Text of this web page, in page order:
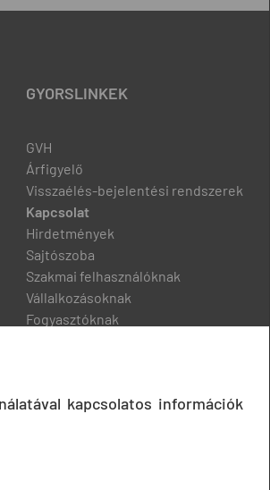
GYORSLINKEK
GVH
Árfigyelő
Visszaélés-bejelentési rendszerek
Kapcsolat
Hirdetmények
Sajtószoba
Szakmai felhasználóknak
Vállalkozásoknak
Fogyasztóknak
kapcsolatos információk